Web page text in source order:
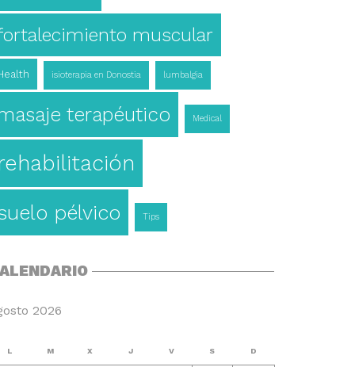
muscular
isioterapia en Donostia lumbalgia
terapéutico Medical
pélvico Tips
2026
L M X J V S D